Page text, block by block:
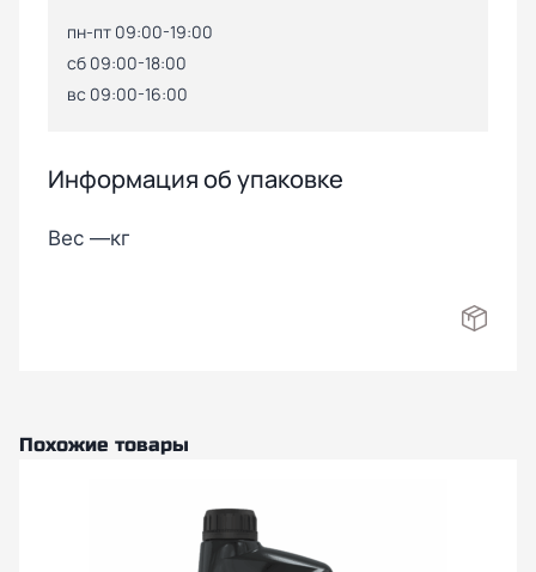
пн-пт 09:00-19:00
сб 09:00-18:00
вс 09:00-16:00
Информация об упаковке
Вес —кг
Похожие товары